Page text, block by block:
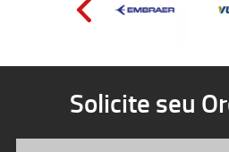
Solicite seu